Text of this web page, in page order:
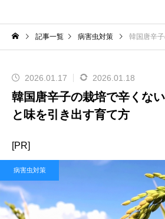
記事一覧 病害虫対策 韓国唐辛子の栽培で
2026.01.17 2026.01.18
韓国唐辛子の栽培で辛くな
と味を引き出す育て方
[PR]
病害虫対策